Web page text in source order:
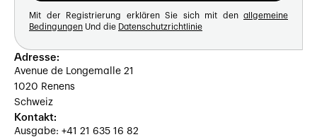
Mit der Registrierung erklären Sie sich mit den allgemeine
Bedingungen Und die Datenschutzrichtlinie
Adresse:
Avenue de Longemalle 21
1020 Renens
Schweiz
Kontakt:
Ausgabe: +41 21 635 16 82